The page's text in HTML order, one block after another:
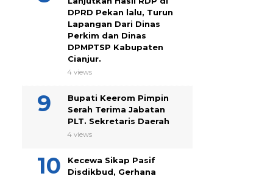
DPRD Pekan lalu, Turun
Lapangan Dari Dinas
Perkim dan Dinas
DPMPTSP Kabupaten
Cianjur.
4 views
Bupati Keerom Pimpin
Serah Terima Jabatan
PLT. Sekretaris Daerah
4 views
Kecewa Sikap Pasif
Disdikbud, Gerhana